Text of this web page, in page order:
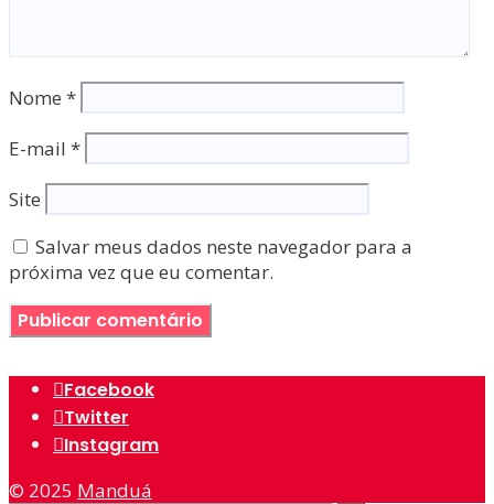
Nome *
E-mail *
Site
Salvar meus dados neste navegador para a
próxima vez que eu comentar.
Facebook
Twitter
Instagram
© 2025 Manduá